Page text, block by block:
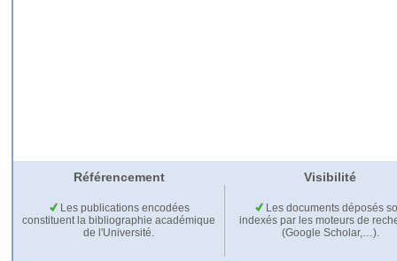
Référencement Visibilité
Les publications encodées
constituent la bibliographie académique
de l'Université.
Les documents déposés
indexés par les moteurs de
(Google Scholar,…).